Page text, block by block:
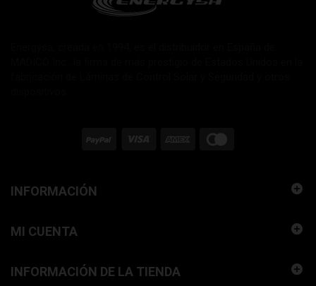
INFORMACIÓN
MI CUENTA
INFORMACIÓN DE LA TIENDA